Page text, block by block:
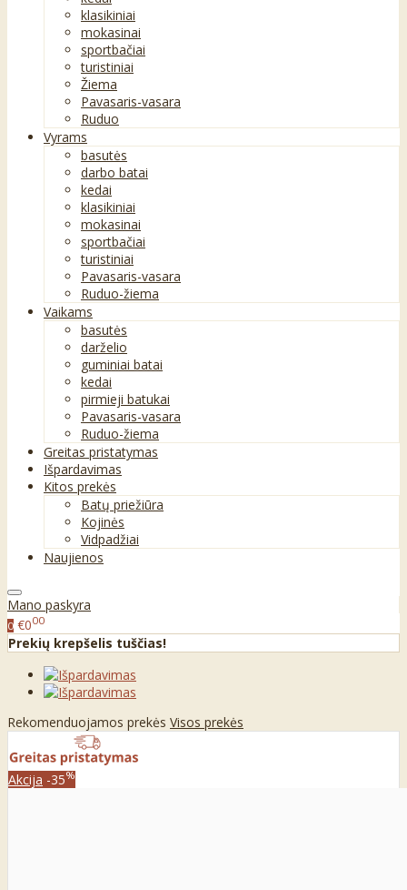
klasikiniai
mokasinai
sportbačiai
turistiniai
Žiema
Pavasaris-vasara
Ruduo
Vyrams
basutės
darbo batai
kedai
klasikiniai
mokasinai
sportbačiai
turistiniai
Pavasaris-vasara
Ruduo-žiema
Vaikams
basutės
darželio
guminiai batai
kedai
pirmieji batukai
Pavasaris-vasara
Ruduo-žiema
Greitas pristatymas
Išpardavimas
Kitos prekės
Batų priežiūra
Kojinės
Vidpadžiai
Naujienos
Mano paskyra
0 €000
Prekių krepšelis tuščias!
Rekomenduojamos prekės Visos prekės
Akcija -35%